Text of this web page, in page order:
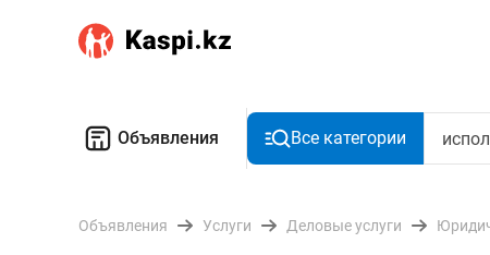
Объявления Все категории
Объявления Услуги Деловые услуги